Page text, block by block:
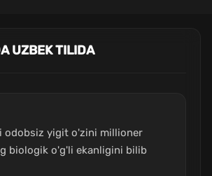
UZBEK TILIDA
odobsiz yigit o'zini millioner
biologik o'g'li ekanligini bilib